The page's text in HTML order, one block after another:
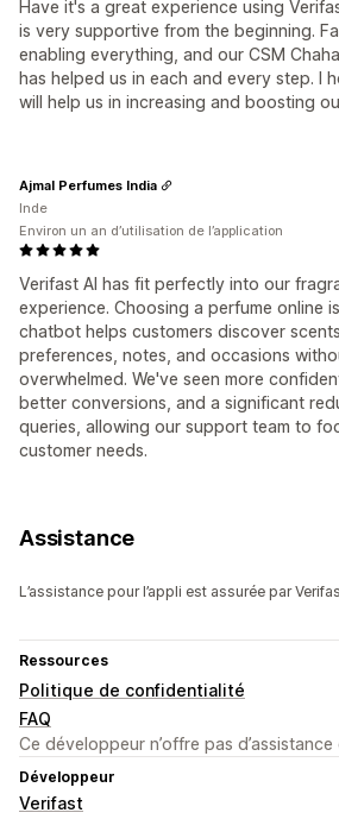
Have it's a great experience using
is very supportive from the beginning.
enabling everything, and our CSM
has helped us in each and every step. I
will help us in increasing and boosting
Verifast AI has fit perfectly into our
experience. Choosing a perfume online
chatbot helps customers discover
preferences, notes, and occasions
overwhelmed. We've seen more
better conversions, and a significant
queries, allowing our support team to
customer needs.
Ajmal Perfumes India
Inde
Environ un an d’utilisation de l’application
Assistance
L’assistance pour l’appli est assurée par
Ressources
Politique de confidentialité
FAQ
Ce développeur n’offre pas
Développeur
Verifast